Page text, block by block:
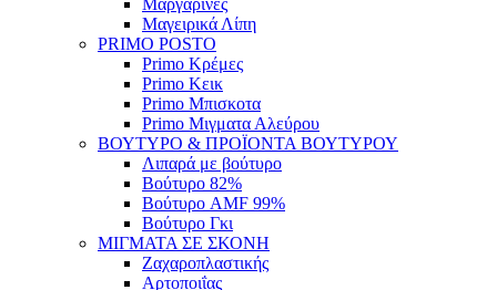
Μαργαρίνες
Μαγειρικά Λίπη
PRIMO POSTO
Primo Κρέμες
Primo Κεικ
Primo Μπισκοτα
Primo Μιγματα Αλεύρου
ΒΟΥΤΥΡΟ & ΠΡΟΪΟΝΤΑ ΒΟΥΤΥΡΟΥ
Λιπαρά με βούτυρο
Βούτυρο 82%
Βούτυρο AMF 99%
Βούτυρο Γκι
ΜΙΓΜΑΤΑ ΣΕ ΣΚΟΝΗ
Ζαχαροπλαστικής
Αρτοποιΐας